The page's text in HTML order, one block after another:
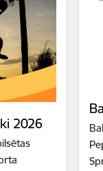
2026